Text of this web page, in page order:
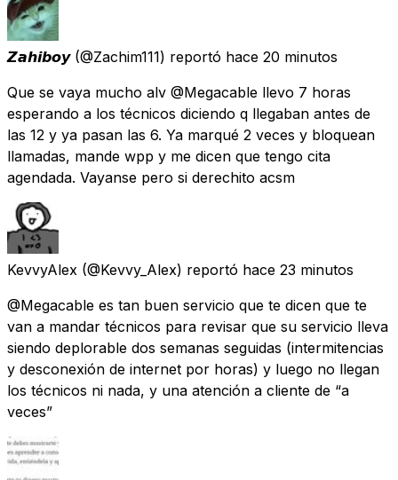
𝙕𝙖𝙝𝙞𝙗𝙤𝙮 (@Zachim111) reportó hace 20 minutos
Que se vaya mucho alv @Megacable llevo 7 horas
esperando a los técnicos diciendo q llegaban antes de
las 12 y ya pasan las 6. Ya marqué 2 veces y bloquean
llamadas, mande wpp y me dicen que tengo cita
agendada. Vayanse pero si derechito acsm
KevvyAlex (@Kevvy_Alex) reportó hace 23 minutos
@Megacable es tan buen servicio que te dicen que te
van a mandar técnicos para revisar que su servicio lleva
siendo deplorable dos semanas seguidas (intermitencias
y desconexión de internet por horas) y luego no llegan
los técnicos ni nada, y una atención a cliente de “a
veces”